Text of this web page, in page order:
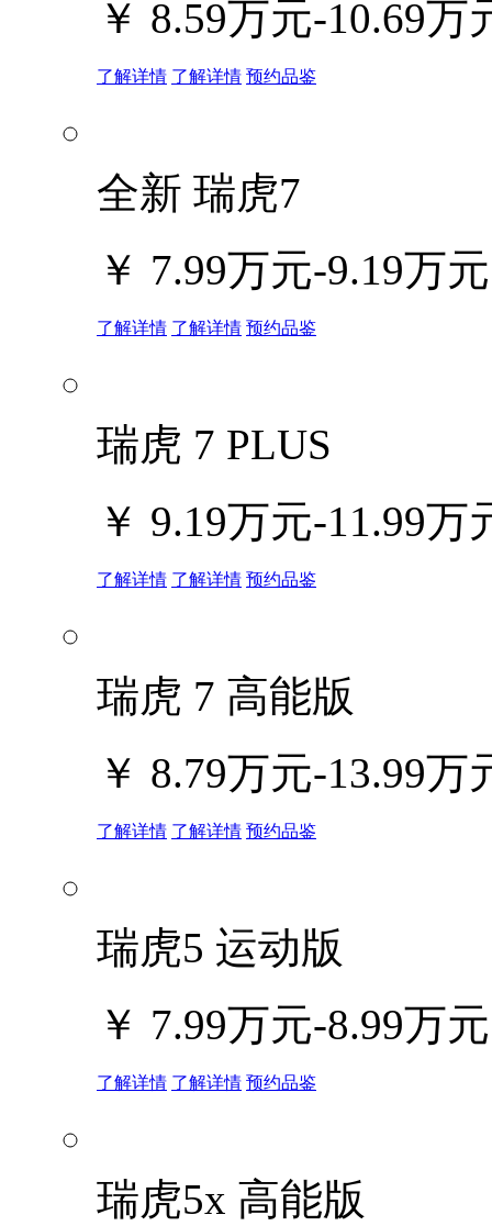
￥ 8.59万元-10.69万
了解详情 了解详情 预约品鉴
全新 瑞虎7
￥ 7.99万元-9.19万元
了解详情 了解详情 预约品鉴
瑞虎 7 PLUS
￥ 9.19万元-11.99万
了解详情 了解详情 预约品鉴
瑞虎 7 高能版
￥ 8.79万元-13.99万
了解详情 了解详情 预约品鉴
瑞虎5 运动版
￥ 7.99万元-8.99万元
了解详情 了解详情 预约品鉴
瑞虎5x 高能版